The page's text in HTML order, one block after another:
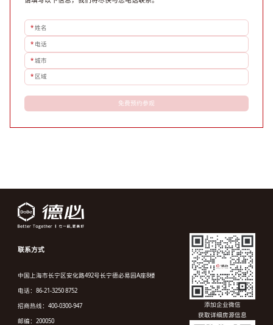
*姓名
* 电话
*城市
* 区域
免费预约参观
联系方式
中国上海市长宁区安化路492号长宁德必易园A座8楼
电话：86-21-3250 8752
招商热线：400-0300-947
邮编：200050
添加企业微信
获取详细房源信息